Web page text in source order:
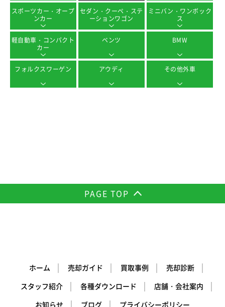
スポーツカー・オープ
ンカー
セダン・クーペ・ステ
ーションワゴン
ミニバン・ワンボック
ス
軽自動車・コンパクト
カー
ベンツ BMW
フォルクスワーゲン アウディ その他外車
PAGE TOP
ホーム 売却ガイド 買取事例
売却診断
スタッフ紹介
各種ダウンロード
店舗・会社案内
お知らせ
ブログ プライバシーポリシー